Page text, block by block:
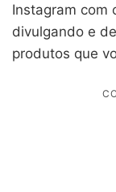
Instagram com
divulgando e
produtos que